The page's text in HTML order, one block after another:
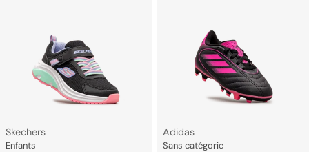
Fournisseur:
Skechers
Catégorie
Enfants
Fournisseur:
Adidas
Catégorie
Sans catégorie